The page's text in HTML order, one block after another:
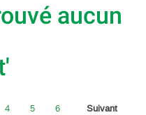
aucun
4 5 6 Suivant